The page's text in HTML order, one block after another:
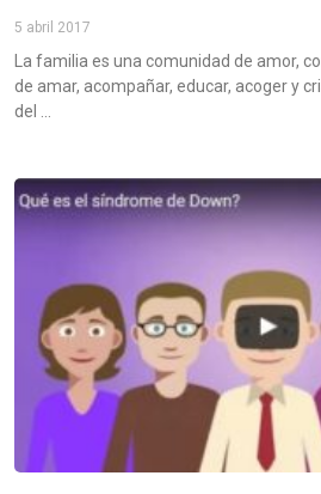
5 abril 2017
La familia es una comunidad de amor,
de amar, acompañar, educar, acoger y
del